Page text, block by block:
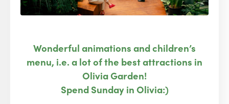
Wonderful animations and children’s
menu, i.e. a lot of the best attractions in
Olivia Garden!
Spend Sunday in Olivia:)